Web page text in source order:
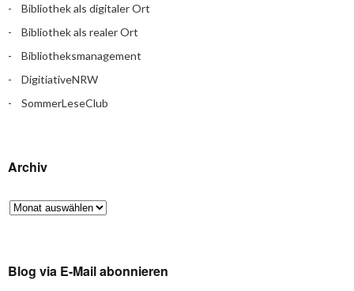
Bibliothek als digitaler Ort
Bibliothek als realer Ort
Bibliotheksmanagement
DigitiativeNRW
SommerLeseClub
Archiv
Blog via E-Mail abonnieren